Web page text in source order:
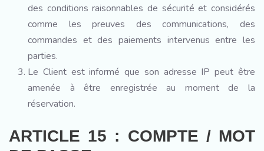
des conditions raisonnables de sécurité et considérés
comme les preuves des communications, des
commandes et des paiements intervenus entre les
parties.
Le Client est informé que son adresse IP peut être
amenée à être enregistrée au moment de la
réservation.
ARTICLE 15 : COMPTE / MOT